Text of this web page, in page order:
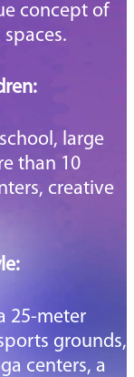
concept of
large
than 10
creative
25-meter
grounds,
centers, a